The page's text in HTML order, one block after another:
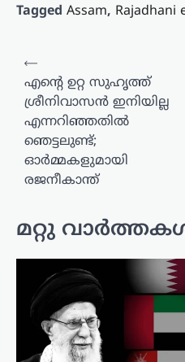
Tagged Assam, Rajadhani
പോസ്റ്റുകളിലൂടെ
⟵
എന്റെ ഉറ്റ സുഹൃത്ത്
ശ്രീനിവാസൻ ഇനിയില്ല
എന്നറിഞ്ഞതിൽ
ഞെട്ടലുണ്ട്;
ഓർമ്മകളുമായി
രജനീകാന്ത്
മറ്റു